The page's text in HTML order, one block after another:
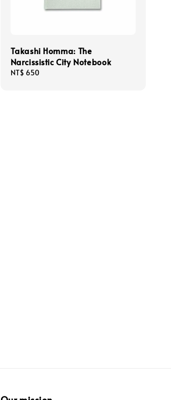
Takashi Homma: The
Narcissistic City Notebook
Regular
NT$ 650